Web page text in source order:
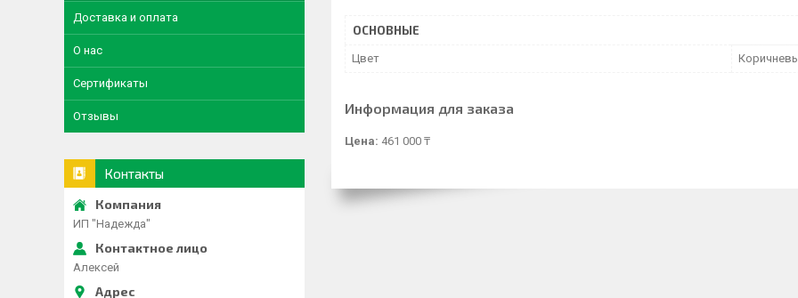
ОСНОВНЫЕ
Цвет
Информация для заказа
Цена: 461 000 ₸
Доставка и оплата
О нас
Сертификаты
Отзывы
Контакты
ИП "Надежда"
Алексей